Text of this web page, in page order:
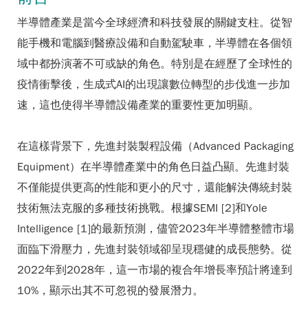
半導體產業是當今全球經濟和科技發展的關鍵支柱。從智
能手機和電腦到醫療設備和自動駕駛車，半導體在各個領
域中都扮演著不可或缺的角色。特別是在經歷了全球性的
疫情衝擊後，生成式AI的出現讓數位轉型的步伐進一步加
速，這也使得半導體設備產業的重要性更加明顯。
在這樣背景下，先進封裝製程設備（Advanced Packaging
Equipment）在半導體產業中的角色日益凸顯。先進封裝
不僅能提供更高的性能和更小的尺寸，還能解決傳統封裝
技術無法克服的多種技術挑戰。根據SEMI [2]和Yole
Intelligence [1]的最新預測，儘管2023年半導體整體市場
面臨下滑壓力，先進封裝領域卻呈現穩健的成長態勢。從
2022年到2028年，這一市場的複合年增長率預計將達到
10%，顯示出其不可忽視的發展潛力。